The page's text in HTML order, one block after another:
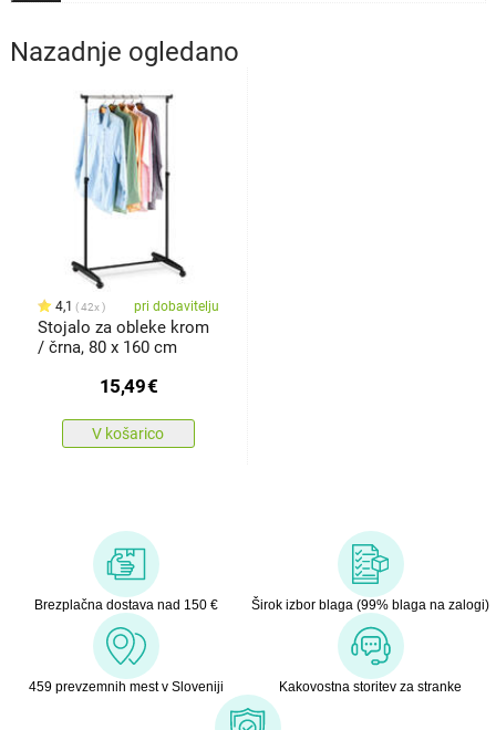
Nazadnje ogledano
4,1 42x pri dobavitelju
Stojalo za obleke krom
/ črna, 80 x 160 cm
15,49€
V košarico
Brezplačna dostava nad 150 € Širok izbor blaga (99% blaga na zalogi)
459 prevzemnih mest v Sloveniji Kakovostna storitev za stranke